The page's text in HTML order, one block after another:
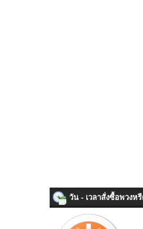
วัน - เวลาสั่งซื้อพวงห